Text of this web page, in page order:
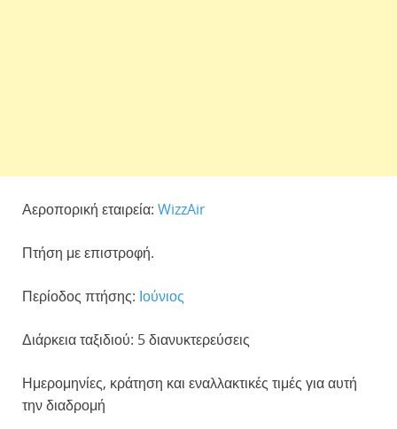
Αεροπορική εταιρεία: WizzAir
Πτήση με επιστροφή.
Περίοδος πτήσης: Ιούνιος
Διάρκεια ταξιδιού: 5 διανυκτερεύσεις
Ημερομηνίες, κράτηση και εναλλακτικές τιμές για αυτή
την διαδρομή